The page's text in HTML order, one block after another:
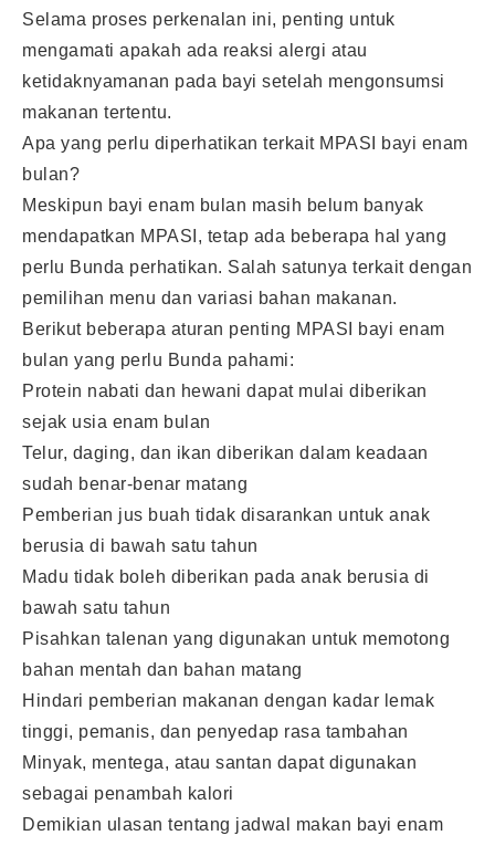
Selama proses perkenalan ini, penting untuk
mengamati apakah ada reaksi alergi atau
ketidaknyamanan pada bayi setelah mengonsumsi
makanan tertentu.
Apa yang perlu diperhatikan terkait MPASI bayi enam
bulan?
Meskipun bayi enam bulan masih belum banyak
mendapatkan MPASI, tetap ada beberapa hal yang
perlu Bunda perhatikan. Salah satunya terkait dengan
pemilihan menu dan variasi bahan makanan.
Berikut beberapa aturan penting MPASI bayi enam
bulan yang perlu Bunda pahami:
Protein nabati dan hewani dapat mulai diberikan
sejak usia enam bulan
Telur, daging, dan ikan diberikan dalam keadaan
sudah benar-benar matang
Pemberian jus buah tidak disarankan untuk anak
berusia di bawah satu tahun
Madu tidak boleh diberikan pada anak berusia di
bawah satu tahun
Pisahkan talenan yang digunakan untuk memotong
bahan mentah dan bahan matang
Hindari pemberian makanan dengan kadar lemak
tinggi, pemanis, dan penyedap rasa tambahan
Minyak, mentega, atau santan dapat digunakan
sebagai penambah kalori
Demikian ulasan tentang jadwal makan bayi enam